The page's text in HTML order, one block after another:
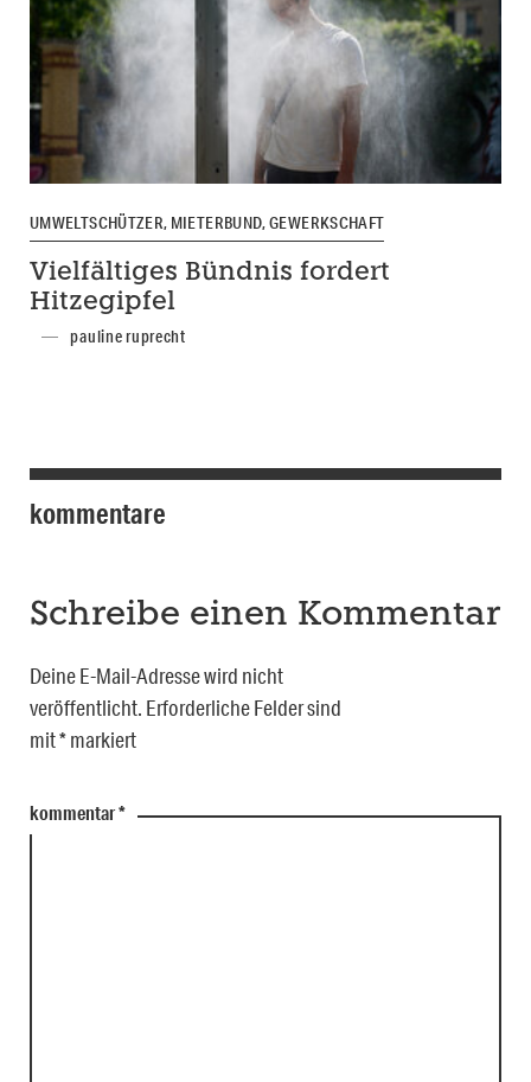
UMWELTSCHÜTZER, MIETERBUND, GEWERKSCHAFT
Vielfältiges Bündnis fordert
Hitzegipfel
pauline ruprecht
kommentare
Schreibe einen Kommentar
Deine E-Mail-Adresse wird nicht
veröffentlicht. Erforderliche Felder sind
mit*markiert
kommentar*